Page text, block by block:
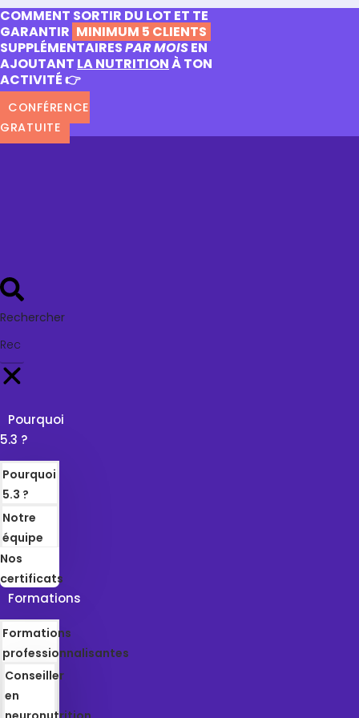
COMMENT SORTIR DU LOT ET TE
GARANTIR MINIMUM 5 CLIENTS
SUPPLÉMENTAIRESPAR MOISEN
AJOUTANT LA NUTRITIONÀ TON
ACTIVITÉ 👉
CONFÉRENCE
GRATUITE
Rechercher
Pourquoi
5.3 ?
Pourquoi
5.3 ?
Notre
équipe
Nos
certificats
Formations
Formations
professionnalisantes
Conseiller
en